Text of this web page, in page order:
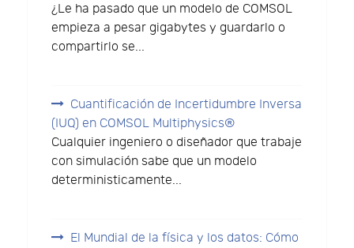
¿Le ha pasado que un modelo de COMSOL
empieza a pesar gigabytes y guardarlo o
compartirlo se...
Cuantificación de Incertidumbre Inversa
(IUQ) en COMSOL Multiphysics®
Cualquier ingeniero o diseñador que trabaje
con simulación sabe que un modelo
deterministicamente...
El Mundial de la física y los datos: Cómo